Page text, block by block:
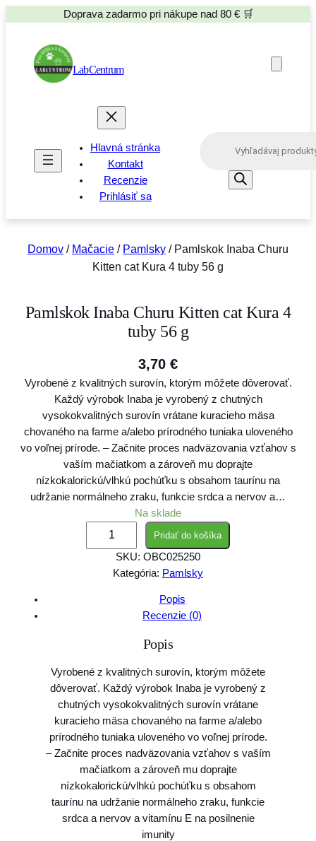
Doprava zadarmo pri nákupe nad 80 € 🛒
LabCentrum
Hlavná stránka
Kontakt
Recenzie
Prihlásiť sa
s
e
r
Domov / Mačacie / Pamlsky / Pamlskok Inaba Churu
Kitten cat Kura 4 tuby 56 g
Pamlskok Inaba Churu Kitten cat Kura 4
tuby 56 g
3,70 €
Vyrobené z kvalitných surovín, ktorým môžete dôverovať.
Každý výrobok Inaba je vyrobený z chutných
vysokokvalitných surovín vrátane kuracieho mäsa
chovaného na farme a/alebo prírodného tuniaka uloveného
vo voľnej prírode. – Začnite proces nadväzovania vzťahov s
vaším mačiatkom a zároveň mu doprajte
nízkokalorickú/vlhkú pochúťku s obsahom taurínu na
udržanie normálneho zraku, funkcie srdca a nervov a…
Na sklade
a
m
l
s
k
o
k
I
n
a
Pridať do košíka
SKU: OBC025250
Kategória: Pamlsky
Popis
Recenzie (0)
Popis
Vyrobené z kvalitných surovín, ktorým môžete
dôverovať. Každý výrobok Inaba je vyrobený z
chutných vysokokvalitných surovín vrátane
kuracieho mäsa chovaného na farme a/alebo
prírodného tuniaka uloveného vo voľnej prírode.
– Začnite proces nadväzovania vzťahov s vaším
mačiatkom a zároveň mu doprajte
nízkokalorickú/vlhkú pochúťku s obsahom
taurínu na udržanie normálneho zraku, funkcie
srdca a nervov a vitamínu E na posilnenie
imunity